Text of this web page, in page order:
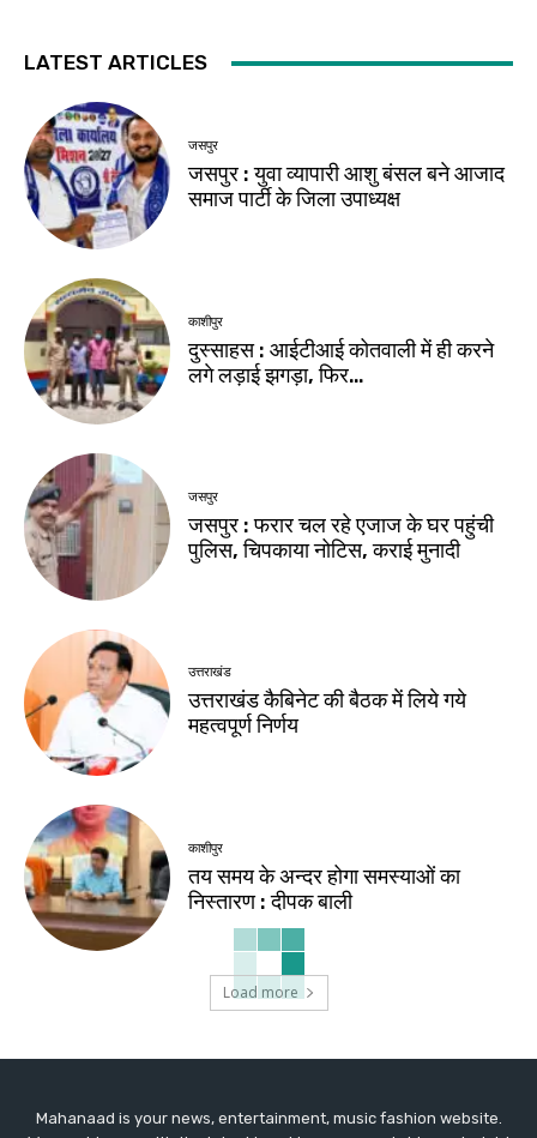
LATEST ARTICLES
जसपुर
जसपुर : युवा व्यापारी आशु बंसल बने आजाद
समाज पार्टी के जिला उपाध्यक्ष
काशीपुर
दुस्साहस : आईटीआई कोतवाली में ही करने
लगे लड़ाई झगड़ा, फिर…
जसपुर
जसपुर : फरार चल रहे एजाज के घर पहुंची
पुलिस, चिपकाया नोटिस, कराई मुनादी
उत्तराखंड
उत्तराखंड कैबिनेट की बैठक में लिये गये
महत्वपूर्ण निर्णय
काशीपुर
तय समय के अन्दर होगा समस्याओं का
निस्तारण : दीपक बाली
Load more